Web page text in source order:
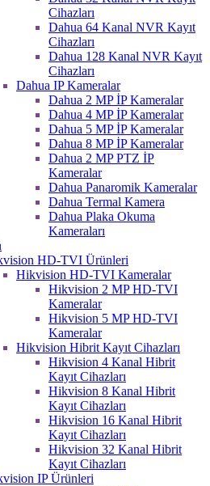
Cihazları
Dahua 64 Kanal NVR Kayıt
Cihazları
Dahua 128 Kanal NVR Kayıt
Cihazları
Dahua IP Kameralar
Dahua 2 MP İP Kameralar
Dahua 4 MP İP Kameralar
Dahua 5 MP İP Kameralar
Dahua 8 MP İP Kameralar
Dahua 2 MP PTZ İP
Kameralar
Dahua Panaromik Kameralar
Dahua Termal Kamera
Dahua Plaka Okuma
Kameraları
HD-TVI Ürünleri
Hikvision HD-TVI Kameralar
Hikvision 2 MP HD-TVI
Kameralar
Hikvision 5 MP HD-TVI
Kameralar
Hikvision Hibrit Kayıt Cihazları
Hikvision 4 Kanal Hibrit
Kayıt Cihazları
Hikvision 8 Kanal Hibrit
Kayıt Cihazları
Hikvision 16 Kanal Hibrit
Kayıt Cihazları
Hikvision 32 Kanal Hibrit
Kayıt Cihazları
IP Ürünleri